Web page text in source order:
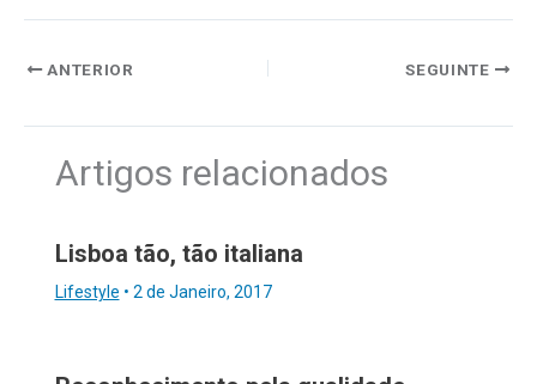
ANTERIOR SEGUINTE
Artigos relacionados
Lisboa tão, tão italiana
Lifestyle • 2 de Janeiro, 2017